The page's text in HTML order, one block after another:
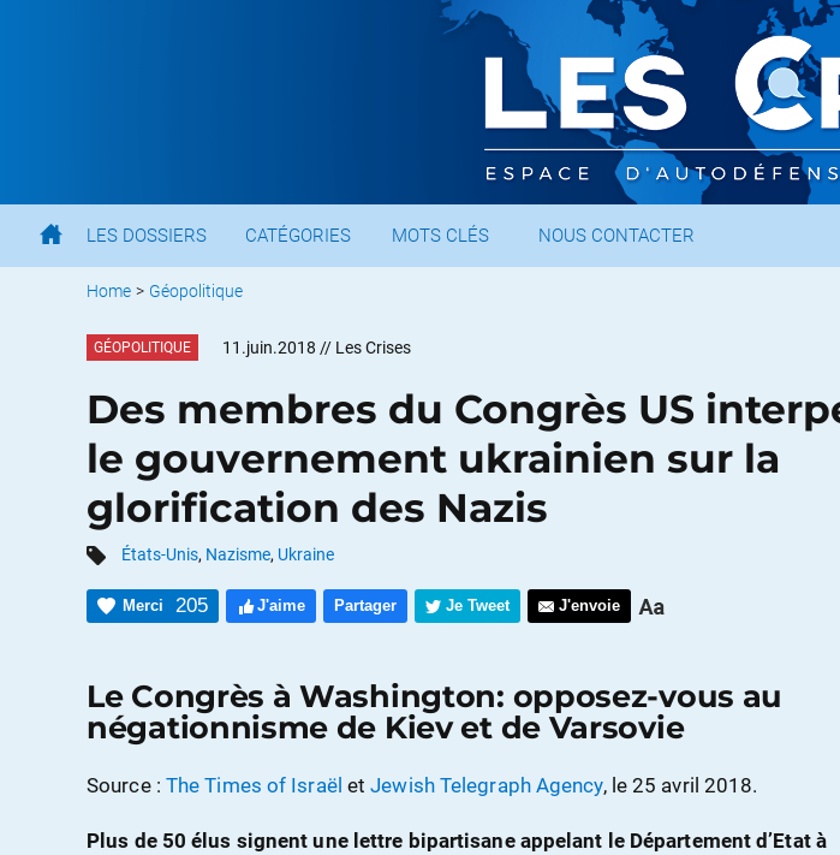
LES DOSSIERS CATÉGORIES MOTS CLÉS NOUS CONTACTER
Home > Géopolitique
GÉOPOLITIQUE 11.juin.2018 // Les Crises
Des membres du Congrès US
le gouvernement ukrainien sur la
glorification des Nazis
États-Unis, Nazisme, Ukraine
Merci 205 J'aime Partager Je Tweet J'envoie
Le Congrès à Washington: opposez-vous au
négationnisme de Kiev et de Varsovie
Source : The Times of Israël etJewish Telegraph Agency, le 25 avril 2018.
Plus de 50 élus signent une lettre bipartisane appelant le Département d’Etat à